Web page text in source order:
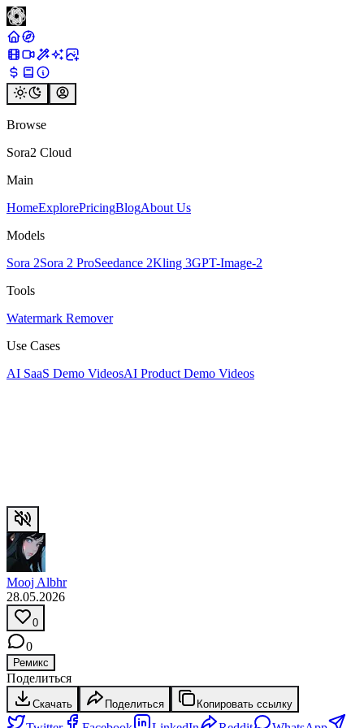
Browse
Sora2 Cloud
Main
HomeExplorePricingBlogAbout Us
Models
Sora 2Sora 2 ProSeedance 2Kling 3GPT-Image-2
Tools
Watermark Remover
Use Cases
AI SaaS Demo VideosAI Product Demo Videos
Mooj Albhr
28.05.2026
0
0
Ремикс
Поделиться
Скачать Поделиться Копировать ссылку